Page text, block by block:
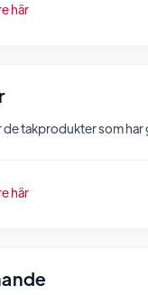
här
takprodukter som har
här